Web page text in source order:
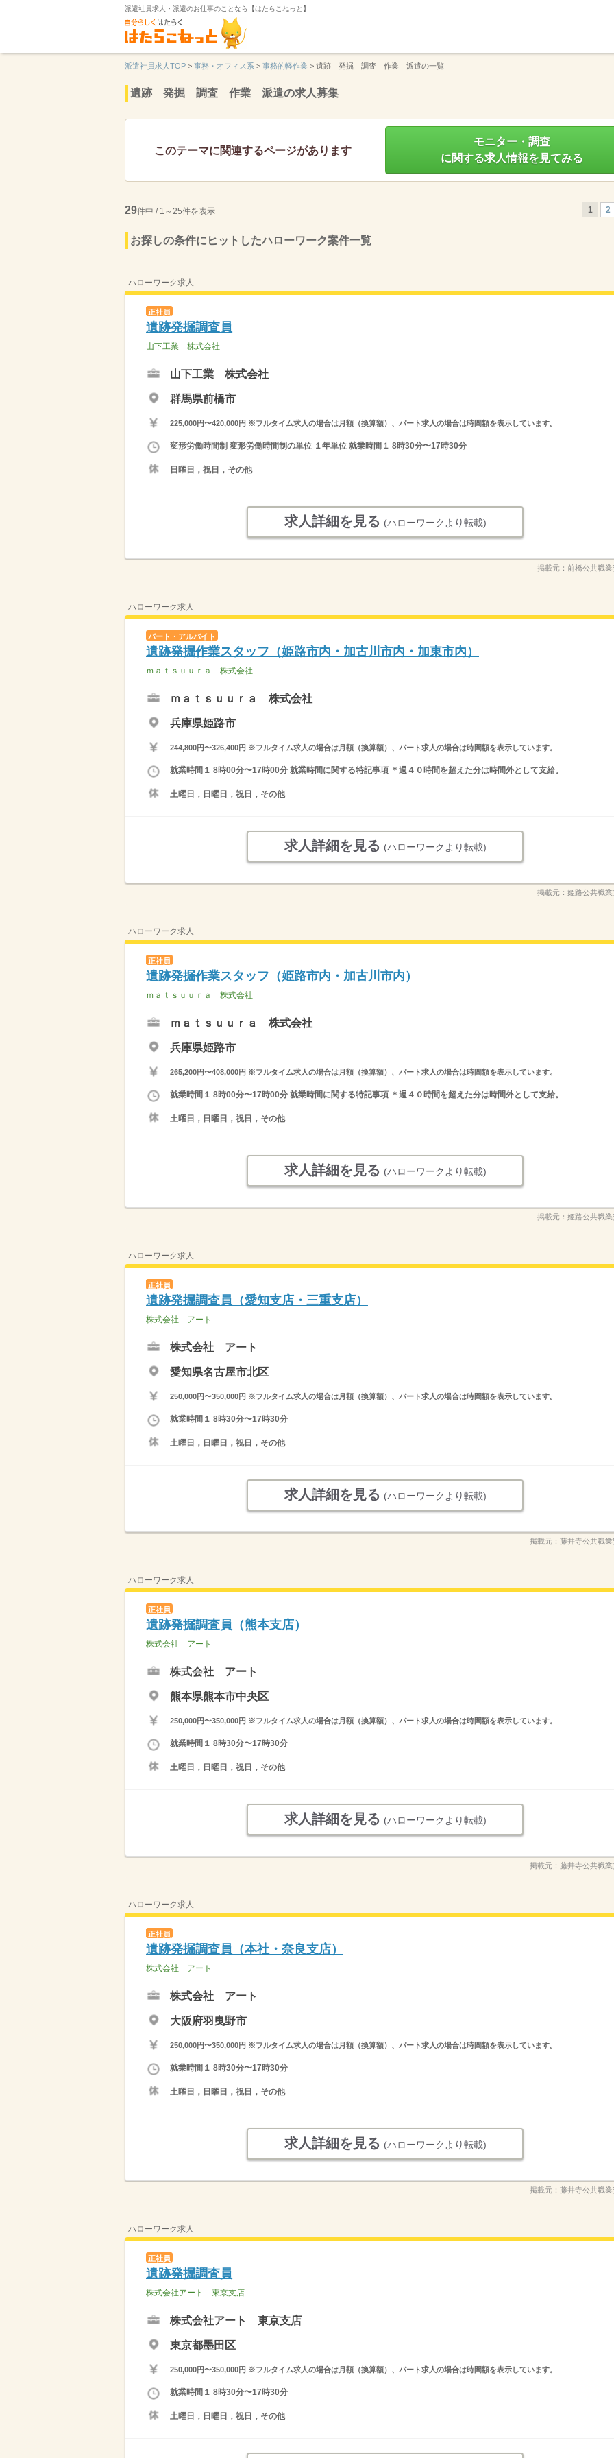
派遣社員求人・派遣のお仕事のことなら【はたらこねっと】
派遣社員求人TOP > 事務・オフィス系 > 事務的軽作業 > 遺跡 発掘 調査 作業 派遣の一覧
遺跡 発掘 調査 作業 派遣の求人募集
このテーマに関連するページがあります
モニター・調査
に関する求人情報を見てみる
29件中 / 1～25件を表示 1 2
お探しの条件にヒットしたハローワーク案件一覧
ハローワーク求人
正社員
遺跡発掘調査員
山下工業 株式会社
山下工業 株式会社
群馬県前橋市
225,000円〜420,000円 ※フルタイム求人の場合は月額（換算額）、パート求人の場合は時間額を表示しています。
変形労働時間制 変形労働時間制の単位 １年単位 就業時間１ 8時30分〜17時30分
日曜日，祝日，その他
求人詳細を見る (ハローワークより転載)
掲載元： 前橋公共職
ハローワーク求人
パート・アルバイト
遺跡発掘作業スタッフ（姫路市内・加古川市内・加東市内）
ｍａｔｓｕｕｒａ 株式会社
ｍａｔｓｕｕｒａ 株式会社
兵庫県姫路市
244,800円〜326,400円 ※フルタイム求人の場合は月額（換算額）、パート求人の場合は時間額を表示しています。
就業時間１ 8時00分〜17時00分 就業時間に関する特記事項 ＊週４０時間を超えた分は時間外として支給。
土曜日，日曜日，祝日，その他
求人詳細を見る (ハローワークより転載)
掲載元： 姫路公共職
ハローワーク求人
正社員
遺跡発掘作業スタッフ（姫路市内・加古川市内）
ｍａｔｓｕｕｒａ 株式会社
ｍａｔｓｕｕｒａ 株式会社
兵庫県姫路市
265,200円〜408,000円 ※フルタイム求人の場合は月額（換算額）、パート求人の場合は時間額を表示しています。
就業時間１ 8時00分〜17時00分 就業時間に関する特記事項 ＊週４０時間を超えた分は時間外として支給。
土曜日，日曜日，祝日，その他
求人詳細を見る (ハローワークより転載)
掲載元： 姫路公共職
ハローワーク求人
正社員
遺跡発掘調査員（愛知支店・三重支店）
株式会社 アート
株式会社 アート
愛知県名古屋市北区
250,000円〜350,000円 ※フルタイム求人の場合は月額（換算額）、パート求人の場合は時間額を表示しています。
就業時間１ 8時30分〜17時30分
土曜日，日曜日，祝日，その他
求人詳細を見る (ハローワークより転載)
掲載元： 藤井寺公共職
ハローワーク求人
正社員
遺跡発掘調査員（熊本支店）
株式会社 アート
株式会社 アート
熊本県熊本市中央区
250,000円〜350,000円 ※フルタイム求人の場合は月額（換算額）、パート求人の場合は時間額を表示しています。
就業時間１ 8時30分〜17時30分
土曜日，日曜日，祝日，その他
求人詳細を見る (ハローワークより転載)
掲載元： 藤井寺公共職
ハローワーク求人
正社員
遺跡発掘調査員（本社・奈良支店）
株式会社 アート
株式会社 アート
大阪府羽曳野市
250,000円〜350,000円 ※フルタイム求人の場合は月額（換算額）、パート求人の場合は時間額を表示しています。
就業時間１ 8時30分〜17時30分
土曜日，日曜日，祝日，その他
求人詳細を見る (ハローワークより転載)
掲載元： 藤井寺公共職
ハローワーク求人
正社員
遺跡発掘調査員
株式会社アート 東京支店
株式会社アート 東京支店
東京都墨田区
250,000円〜350,000円 ※フルタイム求人の場合は月額（換算額）、パート求人の場合は時間額を表示しています。
就業時間１ 8時30分〜17時30分
土曜日，日曜日，祝日，その他